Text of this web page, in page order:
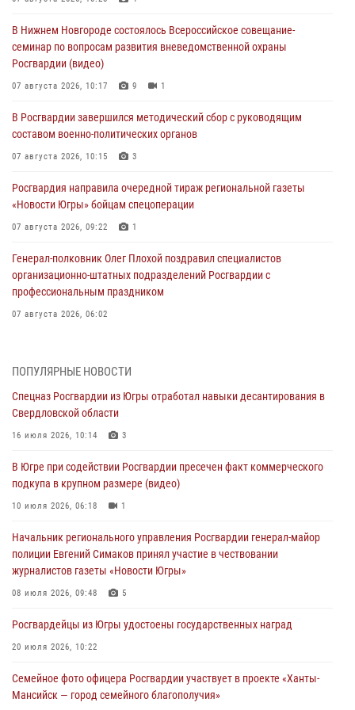
В Нижнем Новгороде состоялось Всероссийское совещание-
семинар по вопросам развития вневедомственной охраны
Росгвардии (видео)
07 августа 2026, 10:17 9 1
В Росгвардии завершился методический сбор с руководящим
составом военно-политических органов
07 августа 2026, 10:15 3
Росгвардия направила очередной тираж региональной газеты
«Новости Югры» бойцам спецоперации
07 августа 2026, 09:22 1
Генерал-полковник Олег Плохой поздравил специалистов
организационно-штатных подразделений Росгвардии с
профессиональным праздником
07 августа 2026, 06:02
Военнослужащие Росгвардии сбили дрон-разведчик ВСУ на южном
направлении
Офицеры Росгвардии и ветераны войск правопорядка почтили
память генерала армии Ивана Кирилловича Яковлева
В Югре при силовой поддержке ОМОН Росгвардии задержаны
подозреваемые в страховом мошенничестве
06 августа 2026, 09:07
Урайский отдел вневедомственной охраны Росгвардии отмечает
60-летний юбилей
ПОПУЛЯРНЫЕ НОВОСТИ
Спецназ Росгвардии из Югры отработал навыки десантирования в
Свердловской области
16 июля 2026, 10:14 3
В Югре при содействии Росгвардии пресечен факт коммерческого
подкупа в крупном размере (видео)
10 июля 2026, 06:18 1
Начальник регионального управления Росгвардии генерал-майор
полиции Евгений Симаков принял участие в чествовании
журналистов газеты «Новости Югры»
08 июля 2026, 09:48 5
Росгвардейцы из Югры удостоены государственных наград
20 июля 2026, 10:22
Семейное фото офицера Росгвардии участвует в проекте «Ханты-
Мансийск — город семейного благополучия»